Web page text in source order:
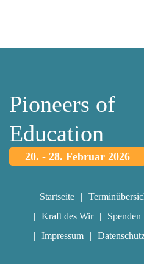
Pioneers of
Education
20. - 28. Februar 2026
Startseite
Kraft des Wir
Spenden
Impressum